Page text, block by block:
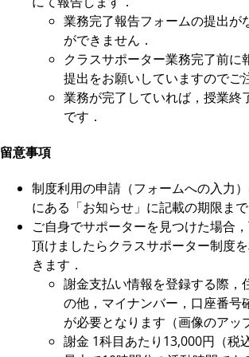
業務完了報告フォームの提出が
ができません．
クラスサポーター業務完了前に
提出をお願いしていますのでご
業務が完了していれば，授業終
です．
留意事項
制度利用の申請（フォームへの入力
にある「お知らせ」に記載の期限ま
ご自身でサポーターを見つけた場合
頂けましたらクラスサポーター制度
きます．
謝金支払い情報を登録する際，
の他，マイナンバー，口座番号
が必要となります（画像のアッ
謝金 1科目あたり13,000円（税